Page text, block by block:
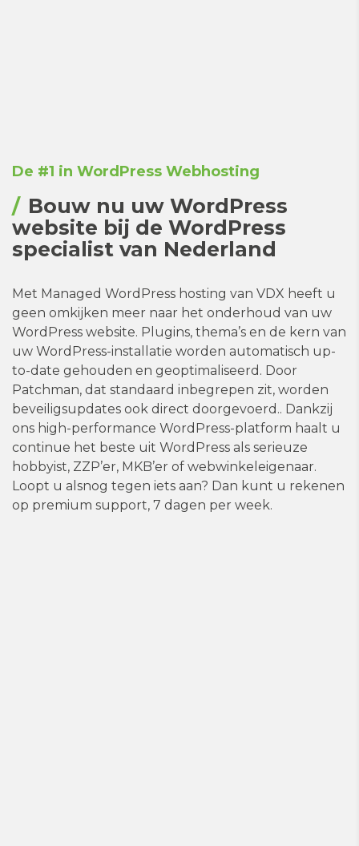
De #1 in WordPress Webhosting
Bouw nu uw WordPress
website bij de WordPress
specialist van Nederland
Met Managed WordPress hosting van VDX heeft u
geen omkijken meer naar het onderhoud van uw
WordPress website. Plugins, thema’s en de kern van
uw WordPress-installatie worden automatisch up-
to-date gehouden en geoptimaliseerd. Door
Patchman, dat standaard inbegrepen zit, worden
beveiligsupdates ook direct doorgevoerd.. Dankzij
ons high-performance WordPress-platform haalt u
continue het beste uit WordPress als serieuze
hobbyist, ZZP’er, MKB’er of webwinkeleigenaar.
Loopt u alsnog tegen iets aan? Dan kunt u rekenen
op premium support, 7 dagen per week.